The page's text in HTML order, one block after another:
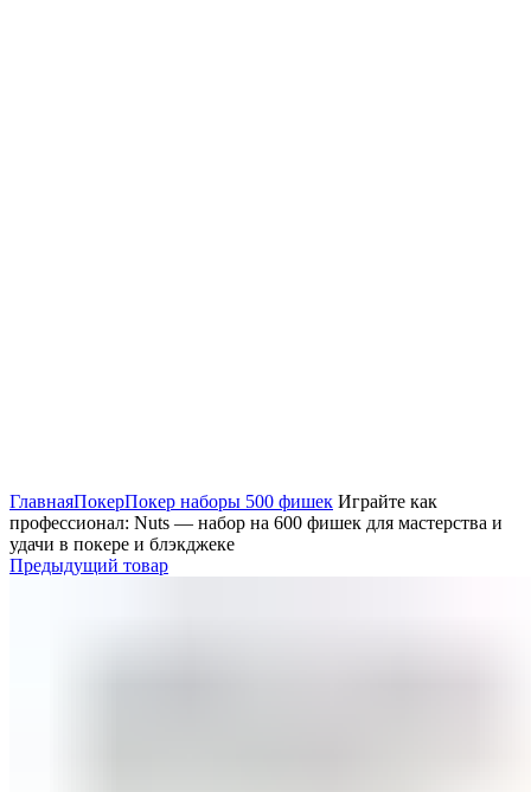
ГлавнаяПокерПокер наборы 500 фишек Играйте как
профессионал: Nuts — набор на 600 фишек для мастерства и
удачи в покере и блэкджеке
Предыдущий товар